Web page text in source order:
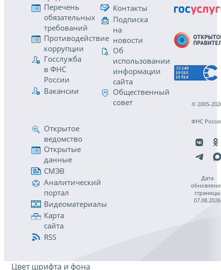
Перечень
обязательных
требований
Противодействие
коррупции
Госслужба
в ФНС
России
Вакансии
Контакты
Подписка
на
новости
Об
использовании
информации
сайта
Общественный
совет
Открытое
ведомство
Открытые
данные
СМЭВ
Аналитический
портал
Видеоматериалы
Карта
сайта
RSS
© 2005-
ФНС
Дата
страницы
07.08.2026
Цвет шрифта и фона